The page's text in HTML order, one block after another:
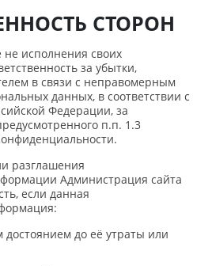
СТОРОН
не исполнения своих
за убытки,
в связи с неправомерным
данных, в соответствии с
Федерации, за
п.п. 1.3
разглашения
Администрация сайта
если данная
до её утраты или